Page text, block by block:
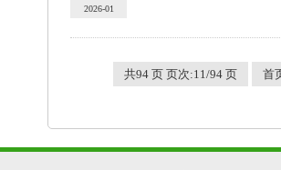
2026-01
共94 页 页次:11/94 页 首